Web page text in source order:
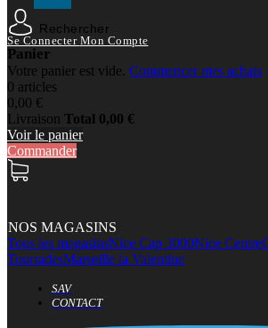
Rechercher
Se Connecter Mon Compte
Panier
Votre panier est vide. Commencer mes achats
0 articles
0,00 €
Livraison Total 0,00 €
Voir le panier
Commander
NOS MAGASINS
Tous les magasinsNice Cap 3000Nice Centre
TourradesMarseille la Valentine
SAV
CONTACT